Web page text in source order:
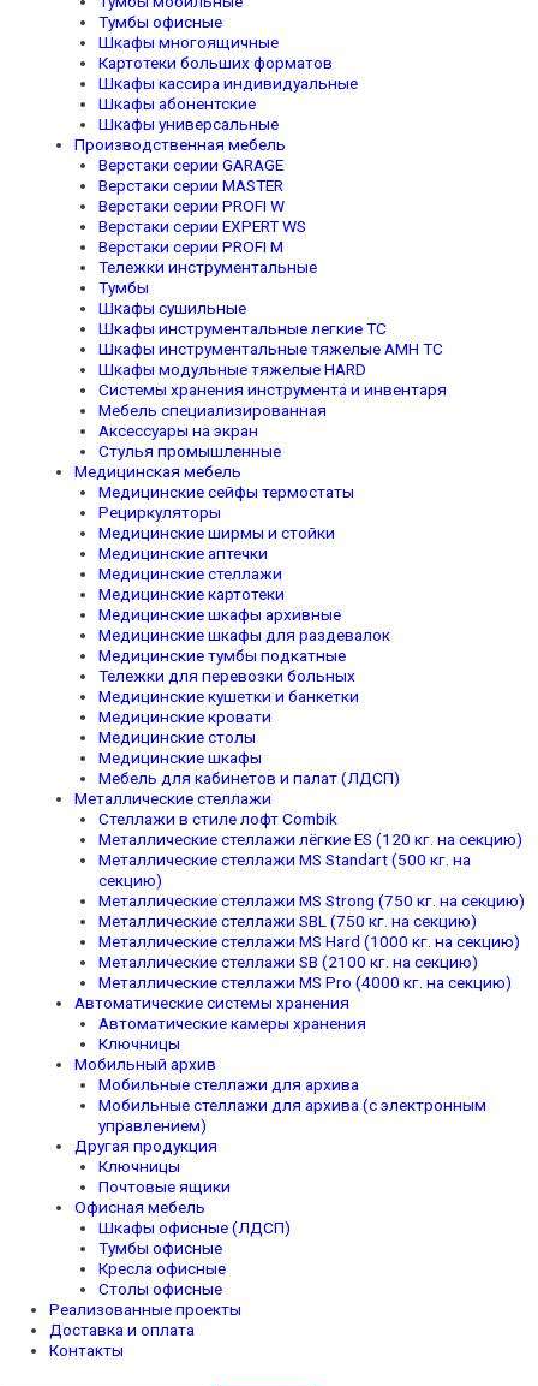
Тумбы офисные
Шкафы многоящичные
Картотеки больших форматов
Шкафы кассира индивидуальные
Шкафы абонентские
Шкафы универсальные
Производственная мебель
Верстаки серии GARAGE
Верстаки серии MASTER
Верстаки серии PROFI W
Верстаки серии EXPERT WS
Верстаки серии PROFI M
Тележки инструментальные
Тумбы
Шкафы сушильные
Шкафы инструментальные легкие TC
Шкафы инструментальные тяжелые AMH TC
Шкафы модульные тяжелые HARD
Системы хранения инструмента и инвентаря
Мебель специализированная
Аксессуары на экран
Стулья промышленные
Медицинская мебель
Медицинские сейфы термостаты
Рециркуляторы
Медицинские ширмы и стойки
Медицинские аптечки
Медицинские стеллажи
Медицинские картотеки
Медицинские шкафы архивные
Медицинские шкафы для раздевалок
Медицинские тумбы подкатные
Тележки для перевозки больных
Медицинские кушетки и банкетки
Медицинские кровати
Медицинские столы
Медицинские шкафы
Мебель для кабинетов и палат (ЛДСП)
Металлические стеллажи
Стеллажи в стиле лофт Combik
Металлические стеллажи лёгкие ES (120 кг. на секцию)
Металлические стеллажи MS Standart (500 кг. на
секцию)
Металлические стеллажи MS Strong (750 кг. на секцию)
Металлические стеллажи SBL (750 кг. на секцию)
Металлические стеллажи MS Hard (1000 кг. на секцию)
Металлические стеллажи SB (2100 кг. на секцию)
Металлические стеллажи MS Pro (4000 кг. на секцию)
Автоматические системы хранения
Автоматические камеры хранения
Ключницы
Мобильный архив
Мобильные стеллажи для архива
Мобильные стеллажи для архива (с электронным
управлением)
Другая продукция
Ключницы
Почтовые ящики
Офисная мебель
Шкафы офисные (ЛДСП)
Тумбы офисные
Кресла офисные
Столы офисные
Реализованные проекты
Доставка и оплата
Контакты